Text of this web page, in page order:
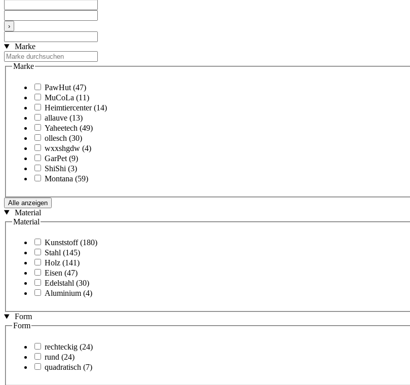
›
Marke
Marke
PawHut (47)
MuCoLa (11)
Heimtiercenter (14)
allauve (13)
Yaheetech (49)
ollesch (30)
wxxshgdw (4)
GarPet (9)
ShiShi (3)
Montana (59)
Alle anzeigen
Material
Material
Kunststoff (180)
Stahl (145)
Holz (141)
Eisen (47)
Edelstahl (30)
Aluminium (4)
Form
Form
rechteckig (24)
rund (24)
quadratisch (7)